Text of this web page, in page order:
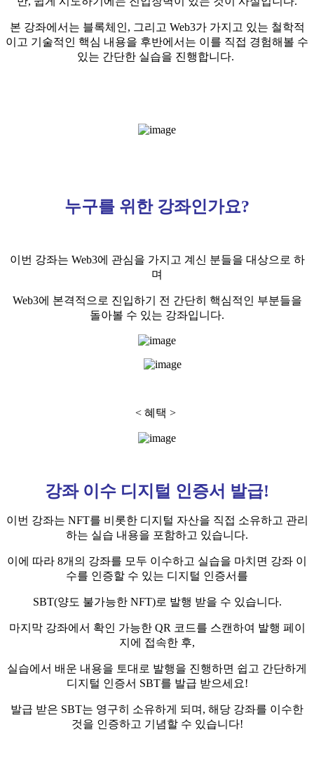
본 강좌에서는 블록체인, 그리고 Web3가 가지고 있는 철학적
이고 기술적인 핵심 내용을 후반에서는 이를 직접 경험해볼 수
있는 간단한 실습을 진행합니다.
누구를 위한 강좌인가요?
이번 강좌는 Web3에 관심을 가지고 계신 분들을 대상으로 하
며
Web3에 본격적으로 진입하기 전 간단히 핵심적인 부분들을
돌아볼 수 있는 강좌입니다.
< 혜택 >
강좌 이수 디지털 인증서 발급!
이번 강좌는 NFT를 비롯한 디지털 자산을 직접 소유하고 관리
하는 실습 내용을 포함하고 있습니다.
이에 따라 8개의 강좌를 모두 이수하고 실습을 마치면 강좌 이
수를 인증할 수 있는 디지털 인증서를
SBT(양도 불가능한 NFT)로 발행 받을 수 있습니다.
마지막 강좌에서 확인 가능한 QR 코드를 스캔하여 발행 페이
지에 접속한 후,
실습에서 배운 내용을 토대로 발행을 진행하면 쉽고 간단하게
디지털 인증서 SBT를 발급 받으세요!
발급 받은 SBT는 영구히 소유하게 되며, 해당 강좌를 이수한
것을 인증하고 기념할 수 있습니다!